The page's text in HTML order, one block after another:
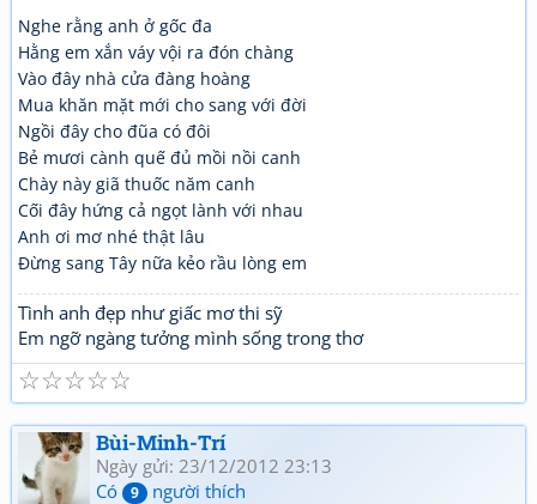
Nghe rằng anh ở gốc đa
Hằng em xắn váy vội ra đón chàng
Vào đây nhà cửa đàng hoàng
Mua khăn mặt mới cho sang với đời
Ngồi đây cho đũa có đôi
Bẻ mươi cành quế đủ mồi nồi canh
Chày này giã thuốc năm canh
Cối đây hứng cả ngọt lành với nhau
Anh ơi mơ nhé thật lâu
Đừng sang Tây nữa kẻo rầu lòng em
Tình anh đẹp như giấc mơ thi sỹ
Em ngỡ ngàng tưởng mình sống trong thơ
☆
☆
☆
☆
☆
Bùi-Minh-Trí
Ngày gửi: 23/12/2012 23:13
Có
9 người thích